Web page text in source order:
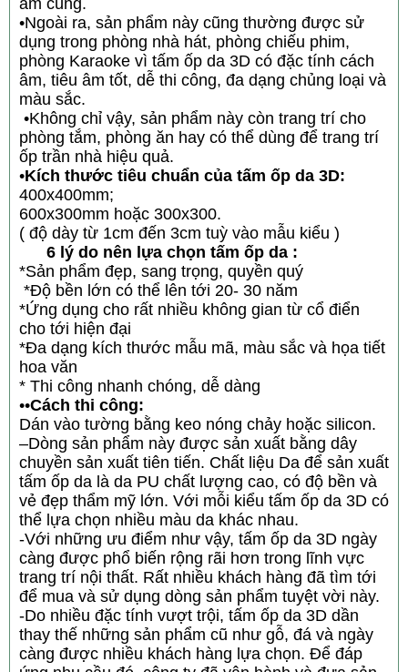
ấm cúng.
•Ngoài ra, sản phẩm này cũng thường được sử
dụng trong phòng nhà hát, phòng chiếu phim,
phòng Karaoke vì tấm ốp da 3D có đặc tính cách
âm, tiêu âm tốt, dễ thi công, đa dạng chủng loại và
màu sắc.
•Không chỉ vậy, sản phẩm này còn trang trí cho
phòng tắm, phòng ăn hay có thể dùng để trang trí
ốp trần nhà hiệu quả.
•Kích thước tiêu chuẩn của tấm ốp da 3D:
400x400mm;
600x300mm hoặc 300x300.
( độ dày từ 1cm đến 3cm tuỳ vào mẫu kiểu )
6 lý do nên lựa chọn tấm ốp da :
*Sản phẩm đẹp, sang trọng, quyền quý
*Độ bền lớn có thể lên tới 20- 30 năm
*Ứng dụng cho rất nhiều không gian từ cổ điển
cho tới hiện đại
*Đa dạng kích thước mẫu mã, màu sắc và họa tiết
hoa văn
* Thi công nhanh chóng, dễ dàng
••Cách thi công:
Dán vào tường bằng keo nóng chảy hoặc silicon.
–Dòng sản phẩm này được sản xuất bằng dây
chuyền sản xuất tiên tiến. Chất liệu Da để sản xuất
tấm ốp da là da PU chất lượng cao, có độ bền và
vẻ đẹp thẩm mỹ lớn. Với mỗi kiểu tấm ốp da 3D có
thể lựa chọn nhiều màu da khác nhau.
-Với những ưu điểm như vậy, tấm ốp da 3D ngày
càng được phổ biến rộng rãi hơn trong lĩnh vực
trang trí nội thất. Rất nhiều khách hàng đã tìm tới
để mua và sử dụng dòng sản phẩm tuyệt vời này.
-Do nhiều đặc tính vượt trội, tấm ốp da 3D dần
thay thế những sản phẩm cũ như gỗ, đá và ngày
càng được nhiều khách hàng lựa chọn. Để đáp